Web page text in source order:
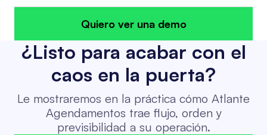
Quiero ver una demo
¿Listo para acabar con el
caos en la puerta?
Le mostraremos en la práctica cómo Atlante
Agendamentos trae flujo, orden y
previsibilidad a su operación.